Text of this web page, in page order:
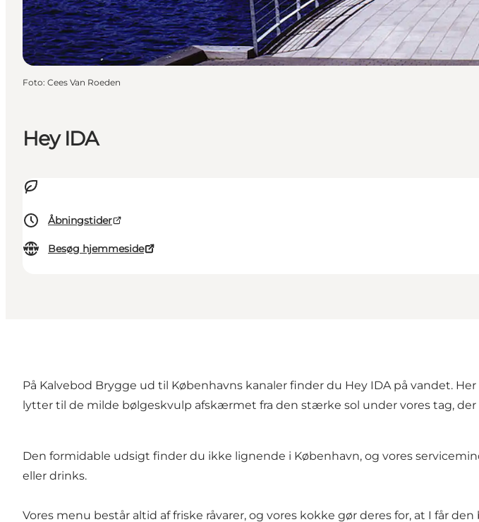
Hey IDA
Åbningstider
Besøg hjemmeside
Foto: Cees Van Roeden
På Kalvebod Brygge ud til Københavns kanaler finder du Hey IDA på vandet.
lytter til de milde bølgeskvulp afskærmet fra den stærke sol under vores tag, der
Den formidable udsigt finder du ikke lignende i København, og vores
eller drinks.
Vores menu består altid af friske råvarer, og vores kokke gør deres for, at I får